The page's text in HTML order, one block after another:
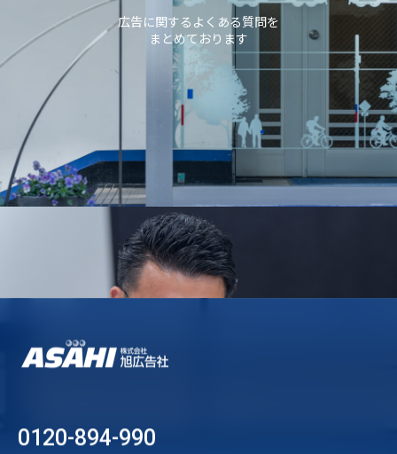
0120-894-990
広告に関するよくある質問を
まとめております
知ることができます